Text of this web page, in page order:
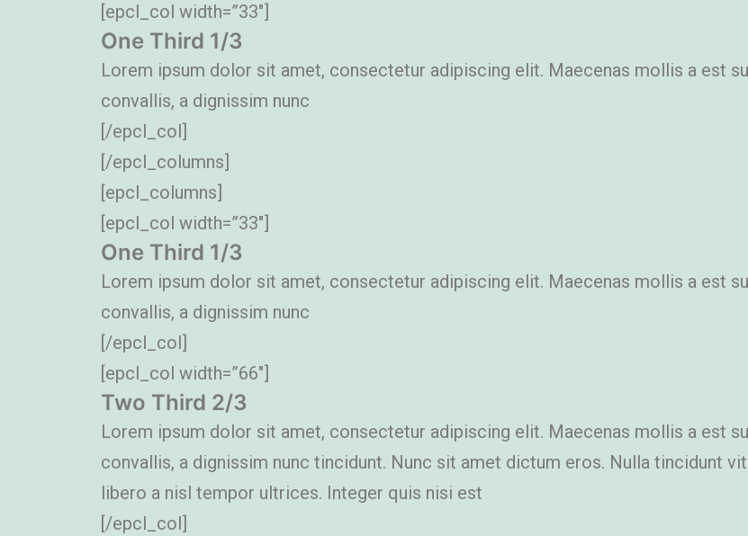
[epcl_col width=”33″]
One Third 1/3
Lorem ipsum dolor sit amet, consectetur adipiscing elit. Maecenas mollis a est
convallis, a dignissim nunc
[/epcl_col]
[/epcl_columns]
[epcl_columns]
[epcl_col width=”33″]
One Third 1/3
Lorem ipsum dolor sit amet, consectetur adipiscing elit. Maecenas mollis a est
convallis, a dignissim nunc
[/epcl_col]
[epcl_col width=”66″]
Two Third 2/3
Lorem ipsum dolor sit amet, consectetur adipiscing elit. Maecenas mollis a est
convallis, a dignissim nunc tincidunt. Nunc sit amet dictum eros. Nulla tincidunt
libero a nisl tempor ultrices. Integer quis nisi est
[/epcl_col]